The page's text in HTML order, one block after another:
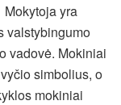
yra
valstybingumo
vadovė. Mokiniai
simbolius, o
mokiniai